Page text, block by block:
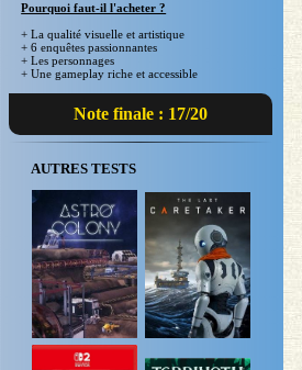
Pourquoi faut-il l'acheter ?
+ La qualité visuelle et artistique
+ 6 enquêtes passionnantes
+ Les personnages
+ Une gameplay riche et accessible
Note finale : 17/20
AUTRES TESTS